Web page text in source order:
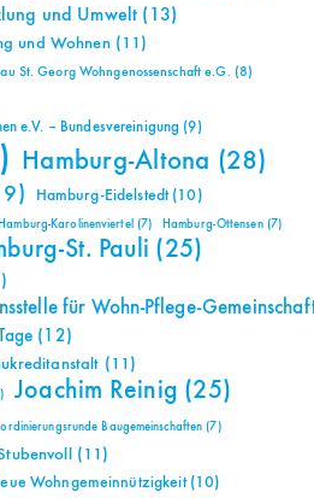
und Umwelt (13)
und Wohnen(11)
St. Georg Wohngenossenschaft e.G. (8)
e.V. – Bundesvereinigung (9)
Hamburg-Altona (28)
Hamburg-Eidelstedt(10)
Hamburg-Karolinenviertel (7) Hamburg-Ottensen(7)
St. Pauli (25)
für Wohn-Pflege-
(12)
(11)
Joachim Reinig (25)
Baugemeinschaften (7)
(11)
Wohngemeinnützigkeit(10)